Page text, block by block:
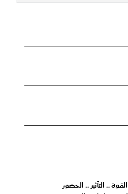
القوة .. التأثير .. الحضور